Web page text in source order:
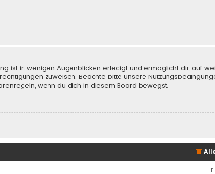
ist in wenigen Augenblicken erledigt und ermöglicht dir, auf
zuweisen. Beachte bitte unsere
wenn du dich in diesem Board bewegst.